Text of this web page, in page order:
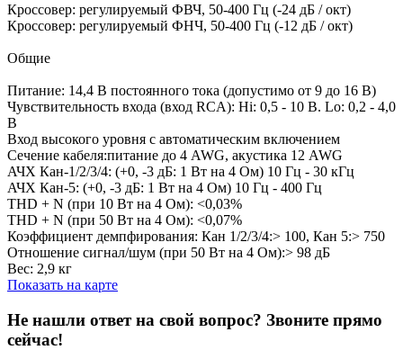
Кроссовер: регулируемый ФВЧ, 50-400 Гц (-24 дБ / окт)
Кроссовер: регулируемый ФНЧ, 50-400 Гц (-12 дБ / окт)
Общие
Питание: 14,4 В постоянного тока (допустимо от 9 до 16 В)
Чувствительность входа (вход RCA): Hi: 0,5 - 10 В. Lo: 0,2 - 4,0
В
Вход высокого уровня с автоматическим включением
Сечение кабеля:питание до 4 AWG, акустика 12 AWG
АЧХ Кан-1/2/3/4: (+0, -3 дБ: 1 Вт на 4 Ом) 10 Гц - 30 кГц
АЧХ Кан-5: (+0, -3 дБ: 1 Вт на 4 Ом) 10 Гц - 400 Гц
THD + N (при 10 Вт на 4 Ом): <0,03%
THD + N (при 50 Вт на 4 Ом): <0,07%
Коэффициент демпфирования: Кан 1/2/3/4:> 100, Кан 5:> 750
Отношение сигнал/шум (при 50 Вт на 4 Ом):> 98 дБ
Вес: 2,9 кг
Показать на карте
Не нашли ответ на свой вопрос? Звоните прямо
сейчас!